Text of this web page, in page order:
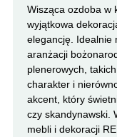
Wisząca ozdoba w
wyjątkowa
elegancję. Idealnie
aranżacji
plenerowych,
charakter i
akcent, który
czy skandynawski.
mebli i dekoracji